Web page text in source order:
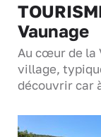
Vaunage
Au cœur de la
village,
découvrir car